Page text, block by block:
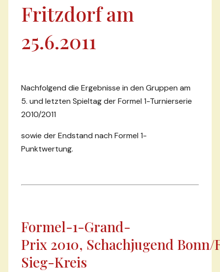
Fritzdorf am
25.6.2011
Nachfolgend die Ergebnisse in den Gruppen am
5. und letzten Spieltag der Formel 1-Turnierserie
2010/2011
sowie der Endstand nach Formel 1-
Punktwertung.
Formel-1-Grand-
Prix 2010, Schachjugend
Sieg-Kreis